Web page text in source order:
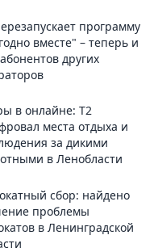
программу
вместе" – теперь и
других
в онлайне: Т2
места отдыха и
за дикими
в Ленобласти
сбор: найдено
проблемы
в Ленинградской